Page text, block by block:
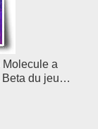
Molecule a
Beta du jeu…